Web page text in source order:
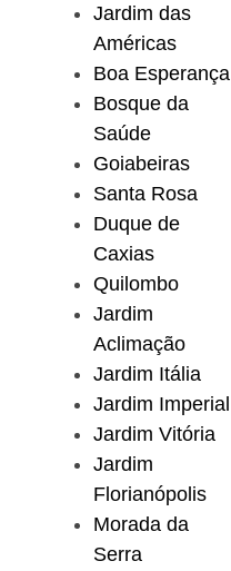
Jardim das
Américas
Boa Esperança
Bosque da
Saúde
Goiabeiras
Santa Rosa
Duque de
Caxias
Quilombo
Jardim
Aclimação
Jardim Itália
Jardim Imperial
Jardim Vitória
Jardim
Florianópolis
Morada da
Serra